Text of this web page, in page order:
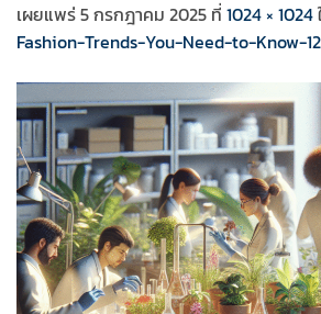
เผยแพร่5 กรกฎาคม 2025 ที่ 1024 × 1024
Fashion-Trends-You-Need-to-Know-12